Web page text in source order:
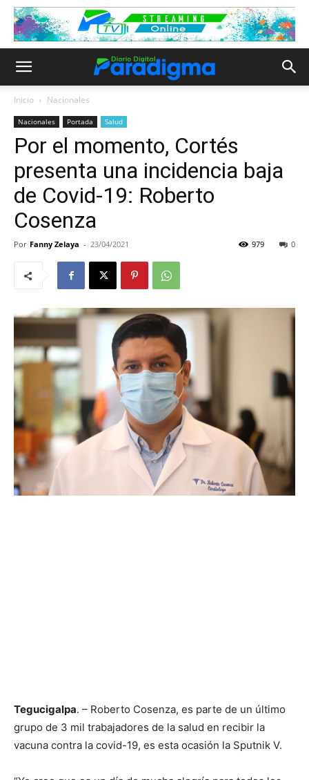
Inicio Nacionales
Nacionales Portada Salud
Por el momento, Cortés
presenta una incidencia baja
de Covid-19: Roberto
Cosenza
Por Fanny Zelaya - 23/04/2021 0
979
Tegucigalpa. – Roberto Cosenza, es parte de un último
grupo de 3 mil trabajadores de la salud en recibir la
vacuna contra la covid-19, es esta ocasión la Sputnik V.